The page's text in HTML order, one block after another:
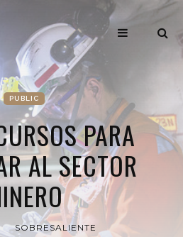
PUBLIC
PARA
AL SECTOR
SOBRESALIENTE